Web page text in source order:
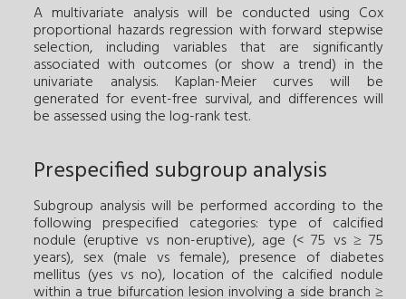
A multivariate analysis will be conducted using Cox
proportional hazards regression with forward stepwise
selection, including variables that are significantly
associated with outcomes (or show a trend) in the
univariate analysis. Kaplan-Meier curves will be
generated for event-free survival, and differences will
be assessed using the log-rank test.
Prespecified subgroup analysis
Subgroup analysis will be performed according to the
following prespecified categories: type of calcified
nodule (eruptive vs non-eruptive), age (< 75 vs ≥ 75
years), sex (male vs female), presence of diabetes
mellitus (yes vs no), location of the calcified nodule
within a true bifurcation lesion involving a side branch ≥